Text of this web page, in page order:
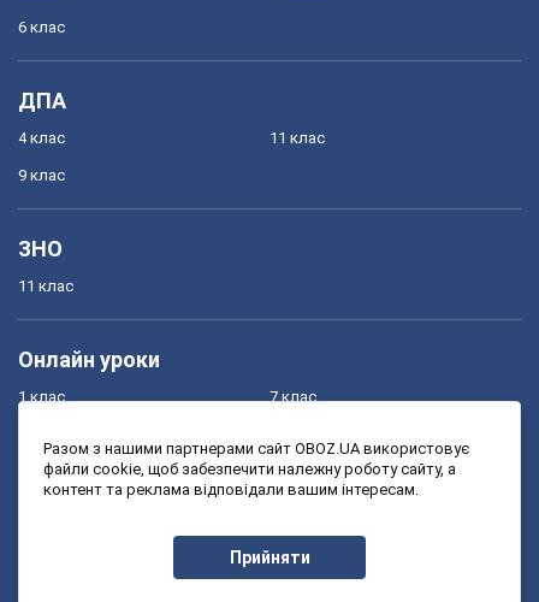
6 клас
ДПА
4 клас
9 клас
11 клас
ЗНО
11 клас
Онлайн уроки
1 клас
3 клас
7 клас
9 клас
Разом з нашими партнерами сайт OBOZ.UA використовує
файли cookie, щоб забезпечити належну роботу сайту, а
контент та реклама відповідали вашим інтересам.
Прийняти